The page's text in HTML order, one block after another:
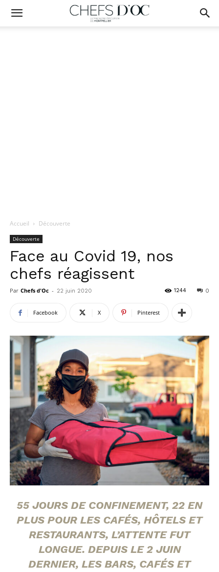
Accueil Découverte
Découverte
Face au Covid 19, nos
chefs réagissent
Par Chefs d'Oc - 22 juin 2020 0
1244
Facebook X Pinterest
55 JOURS DE CONFINEMENT, 22 EN
PLUS POUR LES CAFÉS, HÔTELS ET
RESTAURANTS, L’ATTENTE FUT
LONGUE. DEPUIS LE 2 JUIN
DERNIER, LES BARS, CAFÉS ET